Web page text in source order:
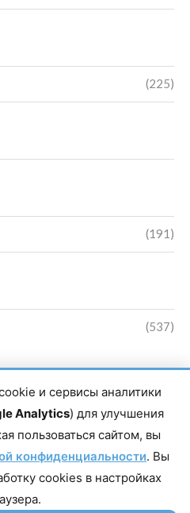
(225)
(191)
(537)
Магомаев Тимур Нухович.
34 Почта: vestiskfo@gmail.com По
пр-т Насрутдинова, д. 1а. Все
использование полных материалов
возможно только при условии
и сервисы аналитики
Analytics) для улучшения
пользоваться сайтом, вы
конфиденциальности. Вы
cookies в настройках